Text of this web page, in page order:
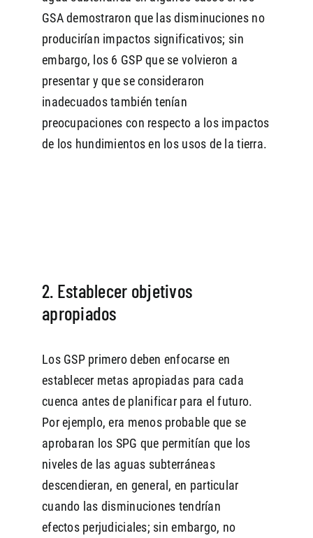
GSA demostraron que las disminuciones no
producirían impactos significativos; sin
embargo, los 6 GSP que se volvieron a
presentar y que se consideraron
inadecuados también tenían
preocupaciones con respecto a los impactos
de los hundimientos en los usos de la tierra.
2. Establecer objetivos
apropiados
Los GSP primero deben enfocarse en
establecer metas apropiadas para cada
cuenca antes de planificar para el futuro.
Por ejemplo, era menos probable que se
aprobaran los SPG que permitían que los
niveles de las aguas subterráneas
descendieran, en general, en particular
cuando las disminuciones tendrían
efectos perjudiciales; sin embargo, no